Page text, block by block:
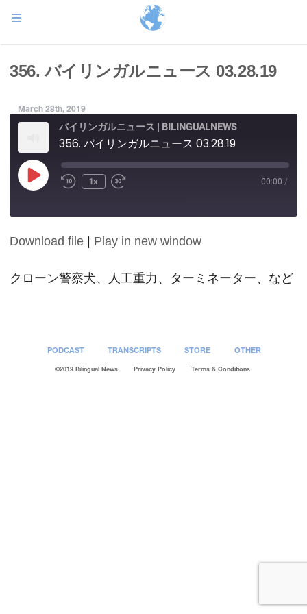
356. バイリンガルニュース 03.28.19
March 28th, 2019
バイリンガルニュース | BILINGUALNEWS
356. バイリンガルニュース 03.28.19
Play
Episode
1x 00:00 /
SHARE
LINK
Download file Play in new window
クローン警察犬、人工重力、ターミネーター、など
PODCAST TRANSCRIPTS STORE OTHER
©2013 Bilingual News Privacy Policy Terms & Conditions